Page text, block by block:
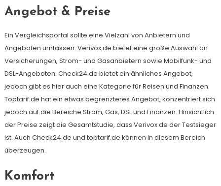
Angebot & Preise
Ein Vergleichsportal sollte eine Vielzahl von Anbietern und
Angeboten umfassen. Verivox.de bietet eine große Auswahl an
Versicherungen, Strom- und Gasanbietern sowie Mobilfunk- und
DSL-Angeboten. Check24.de bietet ein ähnliches Angebot,
jedoch gibt es hier auch eine Kategorie für Reisen und Finanzen.
Toptarif.de hat ein etwas begrenzteres Angebot, konzentriert sich
jedoch auf die Bereiche Strom, Gas, DSL und Finanzen. Hinsichtlich
der Preise zeigt die Gesamtstudie, dass Verivox.de der Testsieger
ist. Auch Check24.de und toptarif.de können in diesem Bereich
überzeugen.
Komfort